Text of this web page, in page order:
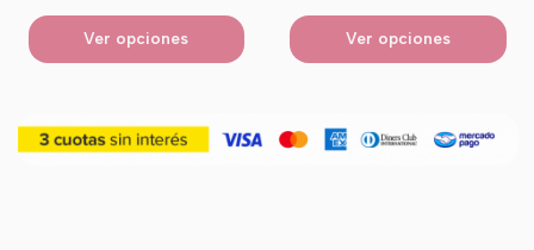
Ver opciones Ver opciones